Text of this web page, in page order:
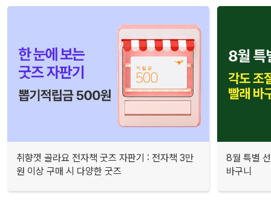
취향껏 골라요 전자책 굿즈 자판기 : 전자책 3만
원 이상 구매 시 다양한 굿즈
8월 특별
바구니